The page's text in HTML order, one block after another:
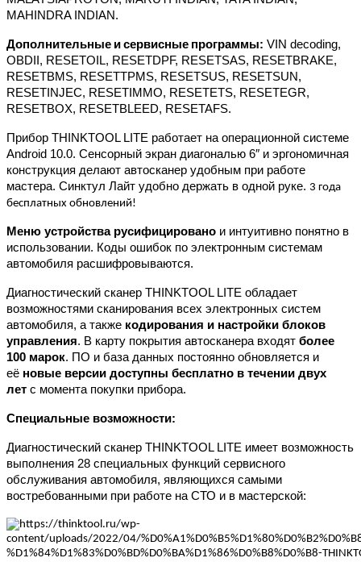
MAHINDRA INDIAN.
Дополнительные исервисные программы: VIN decoding,
OBDII, RESETOIL, RESETDPF, RESETSAS, RESETBRAKE,
RESETBMS, RESETTPMS, RESETSUS, RESETSUN,
RESETINJEC, RESETIMMO, RESETETS, RESETEGR,
RESETBOX, RESETBLEED, RESETAFS.
Прибор THINKTOOL LITE работает на операционной системе
Android 10.0. Сенсорный экран диагональю 6″ и эргономичная
конструкция делают автосканер удобным при работе
мастера. Синктул Лайт удобно держать в одной руке. 3 года
бесплатных обновлений!
Меню устройства русифицировано и интуитивно понятно в
использовании. Коды ошибок по электронным системам
автомобиля расшифровываются.
Диагностический сканер THINKTOOL LITE обладает
возможностями сканирования всех электронных систем
автомобиля, а также кодирования и настройки блоков
управления. В карту покрытия автосканера входят более
100 марок. ПО и база данных постоянно обновляется и
её новые версии доступны бесплатно в течении двух
лет с момента покупки прибора.
Специальные возможности:
Диагностический сканер THINKTOOL LITE имеет возможность
выполнения 28 специальных функций сервисного
обслуживания автомобиля, являющихся самыми
востребованными при работе на СТО и в мастерской: